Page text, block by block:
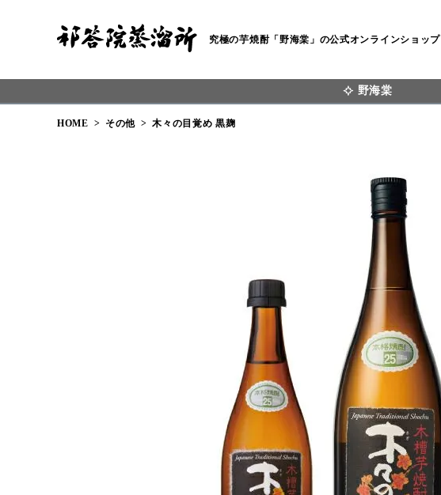
究極の芋焼酎「野海棠」の公式オンラインショップ
野海棠
HOME その他 木々の目覚め 黒麹